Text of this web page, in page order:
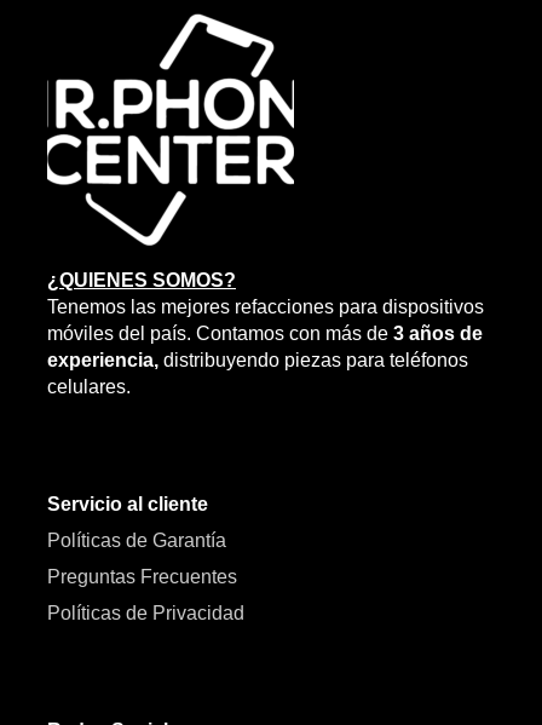
¿QUIENES SOMOS?
Tenemos las mejores refacciones para dispositivos
móviles del país. Contamos con más de 3 años de
experiencia, distribuyendo piezas para teléfonos
celulares.
Servicio al cliente
Políticas de Garantía
Preguntas Frecuentes
Políticas de Privacidad